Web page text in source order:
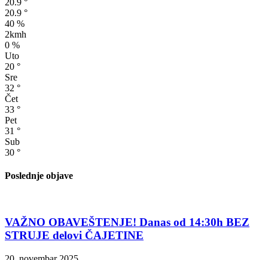
20.9 °
40 %
2kmh
0 %
Uto
20 °
Sre
32 °
Čet
33 °
Pet
31 °
Sub
30 °
Poslednje objave
VAŽNO OBAVEŠTENJE! Danas od 14:30h BEZ
STRUJE delovi ČAJETINE